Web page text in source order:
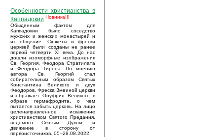
Особенности христианства в
Каппадокии Новинка!!!
Обыденным фактом для
Каппадокии было соседство
мужских и женских монастырей и
их общение. Сюжеты и фрески
церквей были созданы не ранее
первой четверти XI века. До нас
дошли изоморфные изображения
Св. Георгия, Феодора Стратилата
и Феодора Тирона. По мнению
автора Св. Георгий стал
собирательным образом Святых
Константина Великого и двух
Феодоров. Фреска Змеиной церкви
изображает Онуфрия Великого в
образе гермафродита, о чем
пытается забыть церковь. На лицо
целенаправленное искажение
христианством Святого Предания,
ведомого Святым Духом, и
движение в сторону от
первоисточников. 05–28.08.2022.